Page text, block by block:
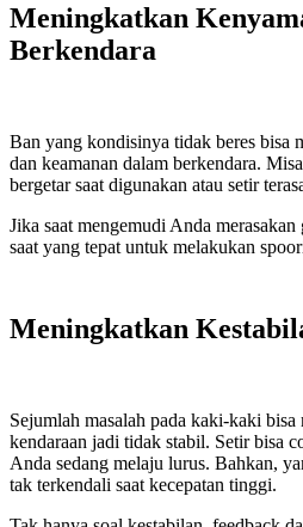
Meningkatkan
Berkendara
Ban yang kondisinya tidak beres bisa
dan keamanan dalam berkendara.
bergetar saat digunakan atau setir
Jika saat mengemudi Anda
saat yang tepat untuk melakukan
Meningkatkan
Sejumlah masalah pada kaki-kaki
kendaraan jadi tidak stabil. Setir bisa
Anda sedang melaju lurus. Bahkan,
tak terkendali saat kecepatan tinggi.